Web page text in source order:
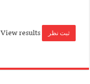
View results